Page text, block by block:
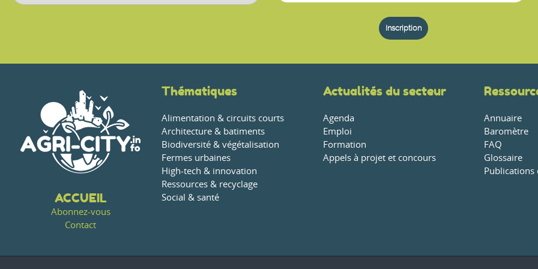
ACCUEIL
Abonnez-vous
Contact
Thématiques
Alimentation & circuits courts
Architecture & batiments
Biodiversité & végétalisation
Fermes urbaines
High-tech & innovation
Ressources & recyclage
Social & santé
Actualités du secteur
Agenda
Emploi
Formation
Appels à projet et concours
Annuaire
Baromètre
FAQ
Glossaire